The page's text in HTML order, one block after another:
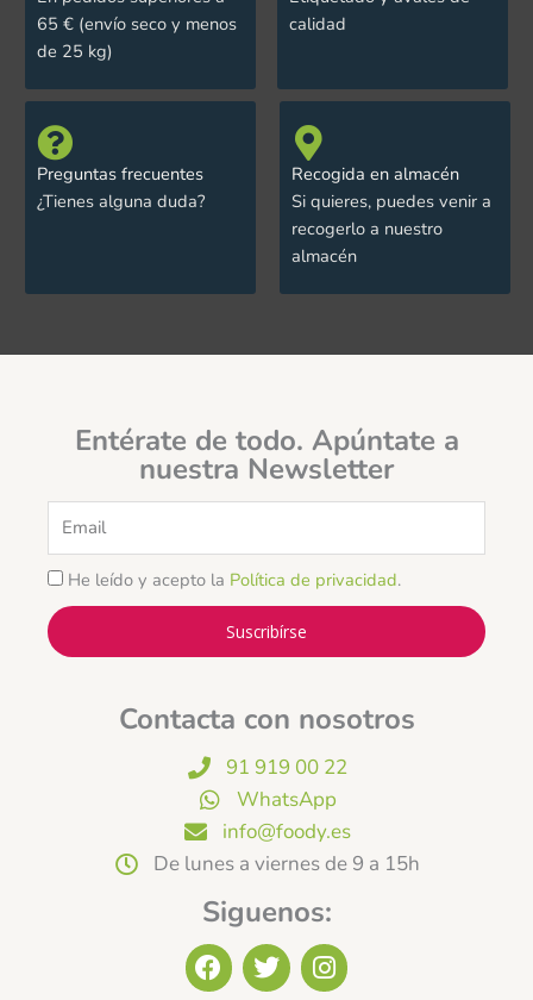
65 € (envío seco y menos
de 25 kg)
calidad
Preguntas frecuentes
¿Tienes alguna duda?
Recogida en almacén
Si quieres, puedes venir a
recogerlo a nuestro
almacén
Entérate de todo. Apúntate a
nuestra Newsletter
He leído y acepto la Política de privacidad.
Suscribírse
Contacta con nosotros
91 919 00 22
WhatsApp
info@foody.es
De lunes a viernes de 9 a 15h
Siguenos:
F
a
T
w
I
n